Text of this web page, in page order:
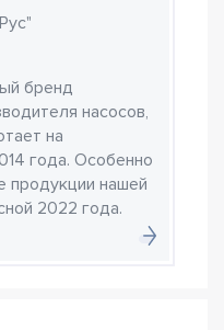
бренд
насосов,
на
года. Особенно
продукции нашей
2022 года.